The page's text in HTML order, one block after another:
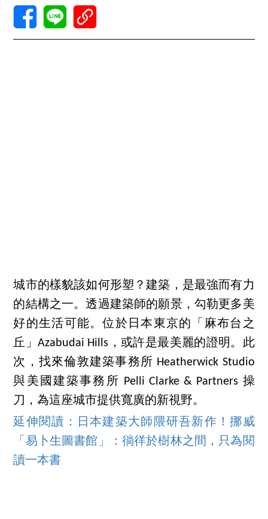
城市的樣貌該如何形塑？建築，是最強而有力
的結構之一。透過建築師的願景，勾勒更多美
好的生活可能。位於日本東京的「麻布台之
丘」Azabudai Hills，或許是最美麗的證明。此
次，找來倫敦建築事務所 Heatherwick Studio
與美國建築事務所 Pelli Clarke & Partners 操
刀，為這座城市提供寬廣的新視野。
延伸閱讀：日本建築大師隈研吾新作！挪威
「易卜生圖書館」：徜徉於樹林之間，只為閱
讀一本書